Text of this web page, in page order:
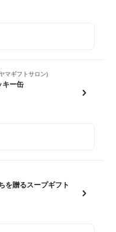
マギフトサロン)
キー缶
を贈るスープギフト